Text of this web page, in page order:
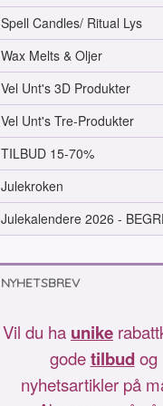
Spell Candles/ Ritual Lys
Wax Melts & Oljer
Vel Unt's 3D Produkter
Vel Unt's Tre-Produkter
TILBUD 15-70%
Julekroken
Julekalendere 2026 -
NYHETSBREV
Vil du ha unike
godetilbudog
nyhetsartikler på